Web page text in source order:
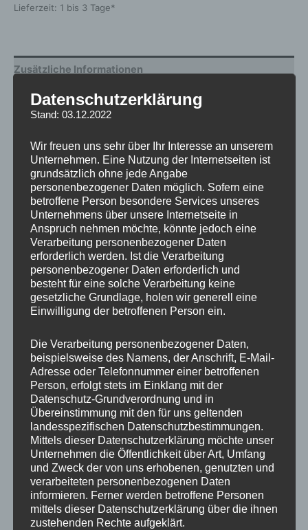
Lieferzeit: 1 bis 3 Tage*
Zusätzliche Informationen
Produktsicherheit
Gewicht 2,9 kg
Hersteller JR WHEELS
Produktart Adapterplatten
Material Aluminium
Nabenbohrung 84,1 mm
Spurverbreiterung
pro Achse
35
Lochkreis 5×130
Grundfarbe Schwarz eloxiert
Aussendurchmesser
in cm
84,1 mm
Innendurchmesser
in cm
84,1 mm
Homologation
Prüfung auf Gutachten
erforderlich
Datenschutzerklärung
Stand: 03.12.2022
Wir freuen uns sehr über Ihr Interesse an unserem
Unternehmen. Eine Nutzung der Internetseiten ist
grundsätzlich ohne jede Angabe
personenbezogener Daten möglich. Sofern eine
betroffene Person besondere Services unseres
Unternehmens über unsere Internetseite in
Anspruch nehmen möchte, könnte jedoch eine
Verarbeitung personenbezogener Daten
erforderlich werden. Ist die Verarbeitung
personenbezogener Daten erforderlich und
besteht für eine solche Verarbeitung keine
gesetzliche Grundlage, holen wir generell eine
Einwilligung der betroffenen Person ein.
Die Verarbeitung personenbezogener Daten,
beispielsweise des Namens, der Anschrift, E-Mail-
Adresse oder Telefonnummer einer betroffenen
Person, erfolgt stets im Einklang mit der
Datenschutz-Grundverordnung und in
Übereinstimmung mit den für uns geltenden
landesspezifischen Datenschutzbestimmungen.
Mittels dieser Datenschutzerklärung möchte unser
Unternehmen die Öffentlichkeit über Art, Umfang
und Zweck der von uns erhobenen, genutzten und
verarbeiteten personenbezogenen Daten
informieren. Ferner werden betroffene Personen
mittels dieser Datenschutzerklärung über die ihnen
zustehenden Rechte aufgeklärt.